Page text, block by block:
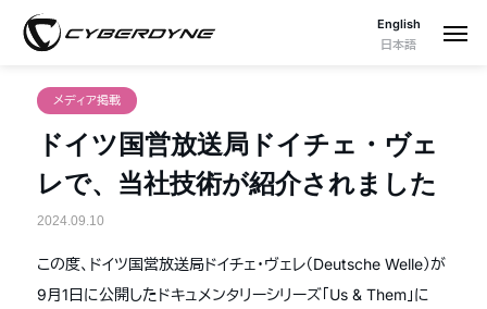
English
日本語
メディア掲載
ドイツ国営放送局ドイチェ・ヴェ
レで、当社技術が紹介されました
2024.09.10
この度、ドイツ国営放送局ドイチェ・ヴェレ（Deutsche Welle）が
9月1日に公開したドキュメンタリーシリーズ「Us & Them」に